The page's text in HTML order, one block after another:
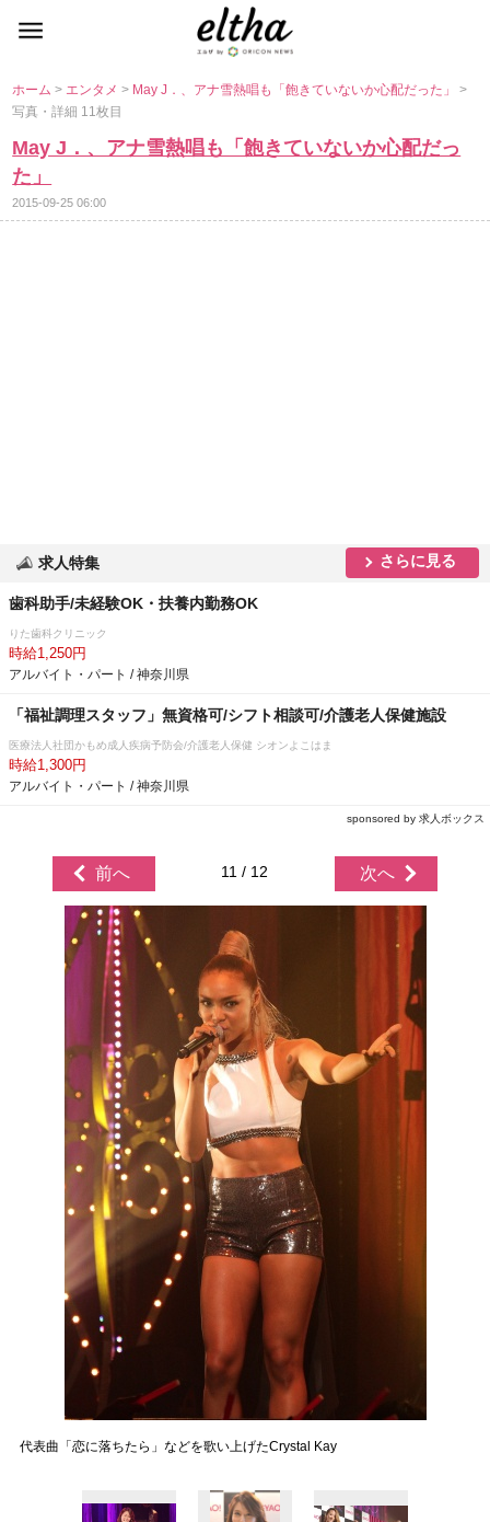
ホーム> エンタメ> May J．、アナ雪熱唱も「飽きていないか心配だった」>
写真・詳細 11枚目
May J．、アナ雪熱唱も「飽きていないか心配だっ
た」
2015-09-25 06:00
求人特集 さらに見る
歯科助手/未経験OK・扶養内勤務OK
りた歯科クリニック
時給1,250円
アルバイト・パート / 神奈川県
「福祉調理スタッフ」無資格可/シフト相談可/介護老人保健施設
医療法人社団かもめ成人疾病予防会/介護老人保健 シオンよこはま
時給1,300円
アルバイト・パート / 神奈川県
sponsored by 求人ボックス
前へ 11 / 12 次へ
代表曲「恋に落ちたら」などを歌い上げたCrystal Kay